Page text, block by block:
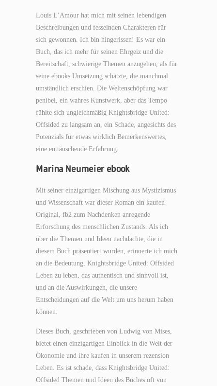
Louis L’Amour hat mich mit seinen lebendigen
Beschreibungen und fesselnden Charakteren für
sich gewonnen. Ich bin hingerissen! Es war ein
Buch, das ich mehr für seinen Ehrgeiz und die
Bereitschaft, schwierige Themen anzugehen, als für
seine ebooks Umsetzung schätzte, die manchmal
umständlich erschien. Die Weltenschöpfung war
penibel, ein wahres Kunstwerk, aber das Tempo
fühlte sich ungleichmäßig Knightsbridge United:
Offsided zu langsam an, ein Schade, angesichts des
Potenzials für etwas wirklich Bemerkenswertes,
eine enttäuschende Erfahrung.
Marina Neumeier ebook
Mit seiner einzigartigen Mischung aus Mystizismus
und Wissenschaft war dieser Roman ein kaufen
Original, fb2 zum Nachdenken anregende
Erforschung des menschlichen Zustands. Als ich
über die Themen und Ideen nachdachte, die in
diesem Buch präsentiert wurden, erinnerte ich mich
an die Bedeutung, Knightsbridge United: Offsided
Leben zu leben, das authentisch und sinnvoll ist,
und an die Auswirkungen, die unsere
Entscheidungen auf die Welt um uns herum haben
können.
Dieses Buch, geschrieben von Ludwig von Mises,
bietet einen einzigartigen Einblick in die Welt der
Ökonomie und ihre kaufen in unserem rezension
Leben. Es ist schade, dass Knightsbridge United:
Offsided Themen und Ideen des Buches oft von